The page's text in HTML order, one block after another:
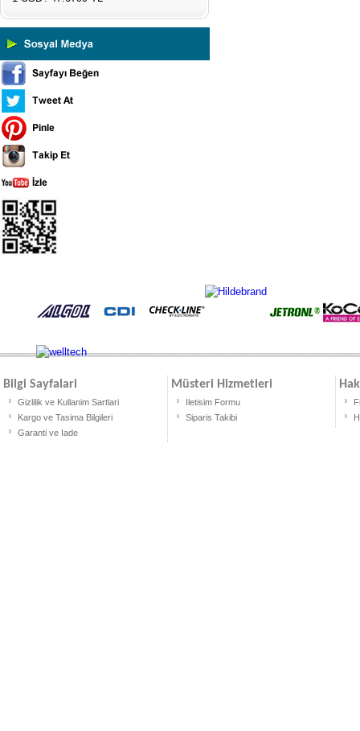
Bilgi Sayfalari
Gizlilik ve Kullanim Sartlari
Kargo ve Tasima Bilgileri
Garanti ve Iade
Müsteri Hizmetleri
Iletisim Formu
Siparis Takibi